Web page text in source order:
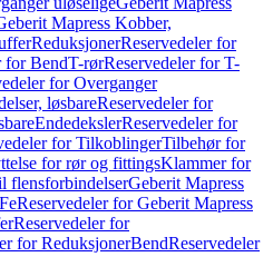
Mapress Kobber,
ReduksjonerReservedeler for
for BendT-rørReservedeler for T-
for Overganger
løsbareReservedeler for
EndedekslerReservedeler for
for TilkoblingerTilbehør for
for rør og fittingsKlammer for
flensforbindelserGeberit Mapress
Reservedeler for Geberit Mapress
Reservedeler for
for ReduksjonerBendReservedeler